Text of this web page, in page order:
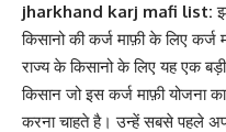
jharkhand karj mafi list:
किसानो की कर्ज माफ़ी के लिए कर्ज
राज्य के किसानो के लिए यह एक
किसान जो इस कर्ज माफ़ी योजना
करना चाहते है। उन्हें सबसे पहले